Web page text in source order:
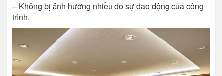
– Không bị ảnh hưởng nhiều do sự dao động của công
trình.